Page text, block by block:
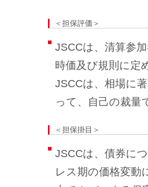
＜担保評価＞
JSCCは、清算参
時価及び規則に定
JSCCは、相場に
って、自己の裁量
＜担保掛目＞
JSCCは、債券に
レス期の価格変動